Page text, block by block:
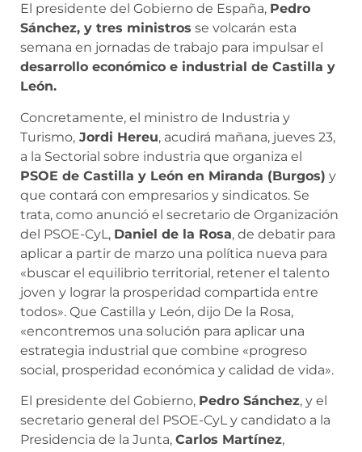
El presidente del Gobierno de España, Pedro
Sánchez, y tres ministros se volcarán esta
semana en jornadas de trabajo para impulsar el
desarrollo económico e industrial de Castilla y
León.
Concretamente, el ministro de Industria y
Turismo, Jordi Hereu, acudirá mañana, jueves 23,
a la Sectorial sobre industria que organiza el
PSOE de Castilla y León en Miranda (Burgos) y
que contará con empresarios y sindicatos. Se
trata, como anunció el secretario de Organización
del PSOE-CyL, Daniel de la Rosa, de debatir para
aplicar a partir de marzo una política nueva para
«buscar el equilibrio territorial, retener el talento
joven y lograr la prosperidad compartida entre
todos». Que Castilla y León, dijo De la Rosa,
«encontremos una solución para aplicar una
estrategia industrial que combine «progreso
social, prosperidad económica y calidad de vida».
El presidente del Gobierno, Pedro Sánchez, y el
secretario general del PSOE-CyL y candidato a la
Presidencia de la Junta, Carlos Martínez,